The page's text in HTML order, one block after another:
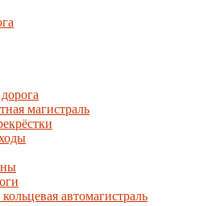
магистраль
автомагистраль